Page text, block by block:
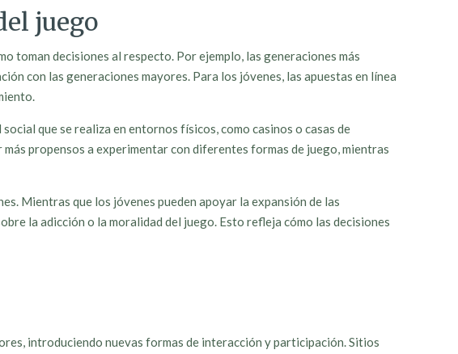
juego
toman decisiones al respecto. Por ejemplo, las generaciones más
con las generaciones mayores. Para los jóvenes, las apuestas en línea
que se realiza en entornos físicos, como casinos o casas de
propensos a experimentar con diferentes formas de juego, mientras
Mientras que los jóvenes pueden apoyar la expansión de las
la adicción o la moralidad del juego. Esto refleja cómo las decisiones
introduciendo nuevas formas de interacción y participación. Sitios